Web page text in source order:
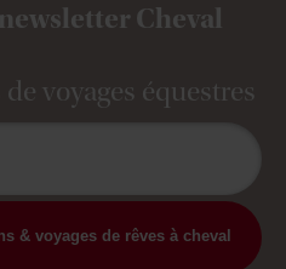
Cheval
voyages équestres
& voyages de rêves à cheval